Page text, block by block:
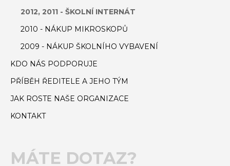
2012, 2011 - ŠKOLNÍ INTERNÁT
2010 - NÁKUP MIKROSKOPŮ
2009 - NÁKUP ŠKOLNÍHO VYBAVENÍ
KDO NÁS PODPORUJE
PŘÍBĚH ŘEDITELE A JEHO TÝM
JAK ROSTE NAŠE ORGANIZACE
KONTAKT
MÁTE DOTAZ?